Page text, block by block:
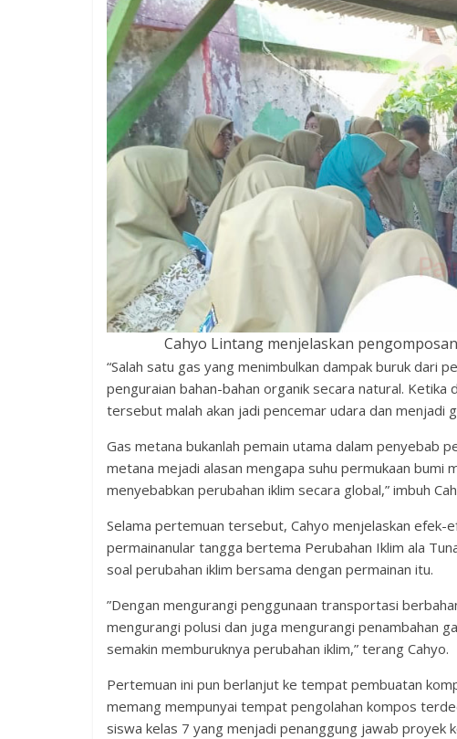
Cahyo Lintang menjelaskan
“Salah satu gas yang menimbulkan dampak buruk dari
penguraian bahan-bahan organik secara natural.
tersebut malah akan jadi pencemar udara dan menjadi
Gas metana bukanlah pemain utama dalam penyebab
metana mejadi alasan mengapa suhu permukaan bumi
menyebabkan perubahan iklim secara global,” imbuh
Selama pertemuan tersebut, Cahyo menjelaskan efek-
permainanular tangga bertema Perubahan Iklim ala
soal perubahan iklim bersama dengan permainan itu.
”Dengan mengurangi penggunaan transportasi
mengurangi polusi dan juga mengurangi penambahan
semakin memburuknya perubahan iklim,” terang Cahyo.
Pertemuan ini pun berlanjut ke tempat pembuatan
memang mempunyai tempat pengolahan kompos
siswa kelas 7 yang menjadi penanggung jawab